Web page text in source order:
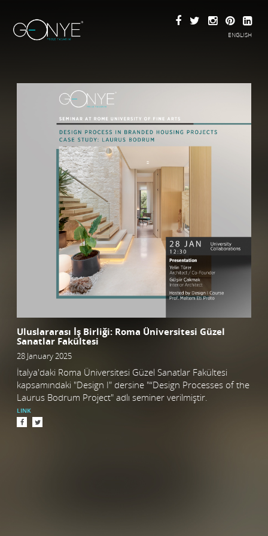
ENGLISH
Uluslararası İş Birliği: Roma Üniversitesi Güzel
Sanatlar Fakültesi
28 January 2025
İtalya'daki Roma Üniversitesi Güzel Sanatlar Fakültesi
kapsamındaki "Design I" dersine "“Design Processes of the
Laurus Bodrum Project" adlı seminer verilmiştir.
LINK